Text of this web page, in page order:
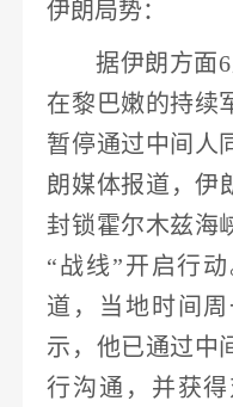
伊朗局势：
据伊朗方面
在黎巴嫩的持续
暂停通过中间人
朗媒体报道，伊
封锁霍尔木兹海
“战线”开启行
道，当地时间周
示，他已通过中
行沟通，并获